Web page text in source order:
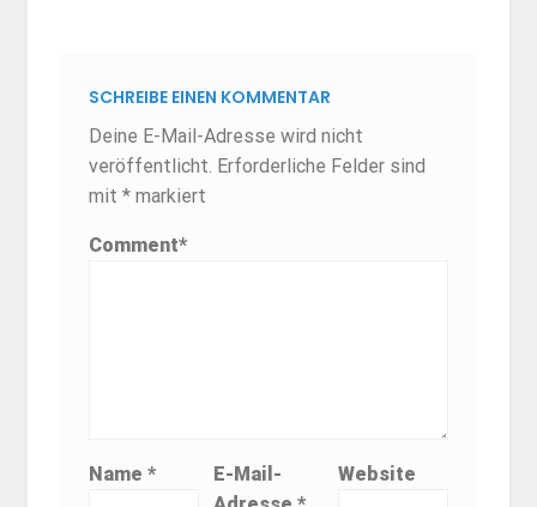
SCHREIBE EINEN KOMMENTAR
Deine E-Mail-Adresse wird nicht
veröffentlicht. Erforderliche Felder sind
mit* markiert
Comment*
Name*
E-Mail-
Website